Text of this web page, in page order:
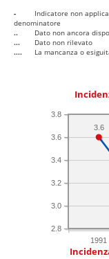
-
Indicatore non
denominatore
..
Dato non ancora
...
Dato non rilevato
....
La mancanza o
1991
2.8
3.0
3.2
3.4
3.6
3.8
3.6